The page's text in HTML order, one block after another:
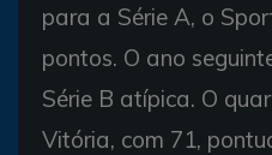
para a Série A, o
pontos. O ano
Série B atípica. O
Vitória, com 71,